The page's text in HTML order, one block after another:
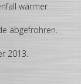
wärmer
abgefrohren.
2013.